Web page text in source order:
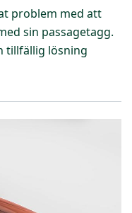
problem med att
sin passagetagg.
tillfällig lösning